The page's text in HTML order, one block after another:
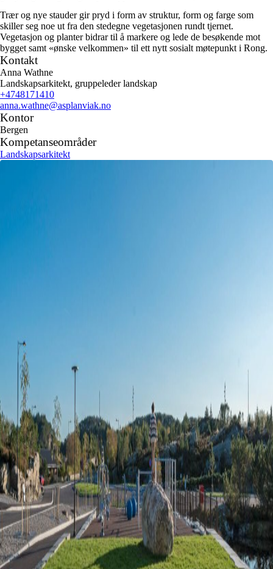
Trær og nye stauder gir pryd i form av struktur, form og farge som
skiller seg noe ut fra den stedegne vegetasjonen rundt tjernet.
Vegetasjon og planter bidrar til å markere og lede de besøkende mot
bygget samt «ønske velkommen» til ett nytt sosialt møtepunkt i Rong.
Kontakt
Anna Wathne
Landskapsarkitekt, gruppeleder landskap
+4748171410
anna.wathne@asplanviak.no
Kontor
Bergen
Kompetanseområder
Landskapsarkitekt